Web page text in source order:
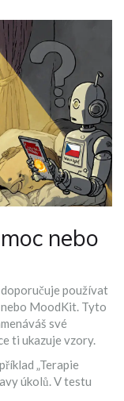
nebo
používat
MoodKit. Tyto
své
ti ukazuje vzory.
„Terapie
úkolů. V testu